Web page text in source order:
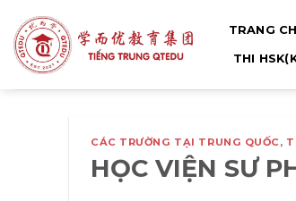
qua
nội
dung
TRANG
THI
CÁC TRƯỜNG TẠI TRUNG QUỐC,
HỌC VIỆN SƯ